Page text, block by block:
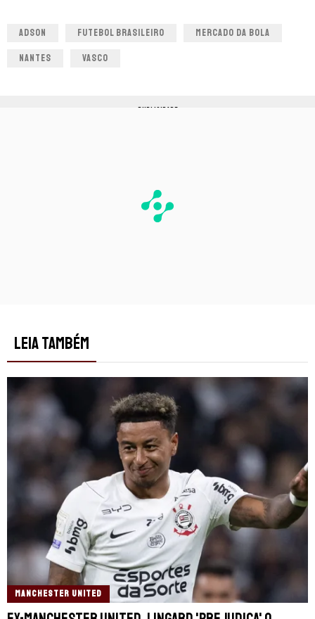
ADSON FUTEBOL BRASILEIRO MERCADO DA BOLA
NANTES VASCO
PUBLICIDADE
LEIA TAMBÉM
MANCHESTER UNITED